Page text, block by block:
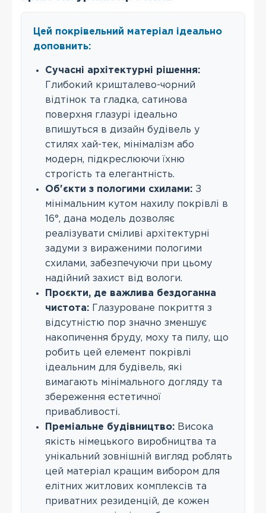
Цей покрівельний матеріал ідеально
доповнить:
Сучасні архітектурні рішення:
Глибокий кришталево-чорний
відтінок та гладка, сатинова
поверхня глазурі ідеально
впишуться в дизайн будівель у
стилях хай-тек, мінімалізм або
модерн, підкреслюючи їхню
строгість та елегантність.
Об'єкти з пологими схилами: З
мінімальним кутом нахилу покрівлі в
16°, дана модель дозволяє
реалізувати сміливі архітектурні
задуми з вираженими пологими
схилами, забезпечуючи при цьому
надійний захист від вологи.
Проєкти, де важлива бездоганна
чистота: Глазуроване покриття з
відсутністю пор значно зменшує
накопичення бруду, моху та пилу, що
робить цей елемент покрівлі
ідеальним для будівель, які
вимагають мінімального догляду та
збереження естетичної
привабливості.
Преміальне будівництво: Висока
якість німецького виробництва та
унікальний зовнішній вигляд роблять
цей матеріал кращим вибором для
елітних житлових комплексів та
приватних резиденцій, де кожен